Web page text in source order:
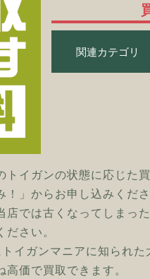
関連カテゴリ
イガンの状態に応じた
」からお申し込みくださ
では古くなってしまっ
さい。
イガンマニアに知られ
価で買取できます。